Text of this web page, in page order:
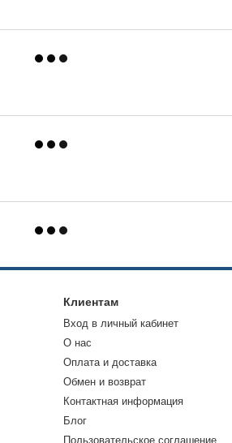
Клиентам
Вход в личный кабинет
О нас
Оплата и доставка
Обмен и возврат
Контактная информация
Блог
Пользовательское соглашение